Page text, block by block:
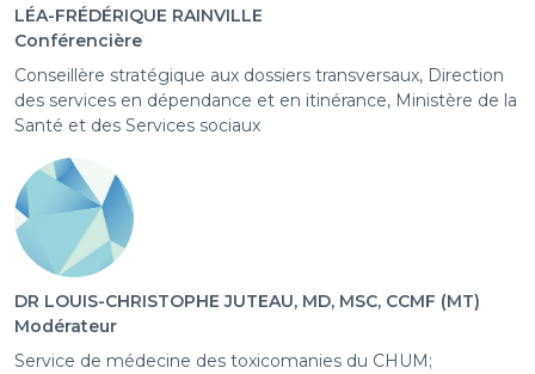
LÉA-FRÉDÉRIQUE RAINVILLE
Conférencière
Conseillère stratégique aux dossiers transversaux, Direction
des services en dépendance et en itinérance, Ministère de la
Santé et des Services sociaux
DR LOUIS-CHRISTOPHE JUTEAU, MD, MSC, CCMF (MT)
Modérateur
Service de médecine des toxicomanies du CHUM;